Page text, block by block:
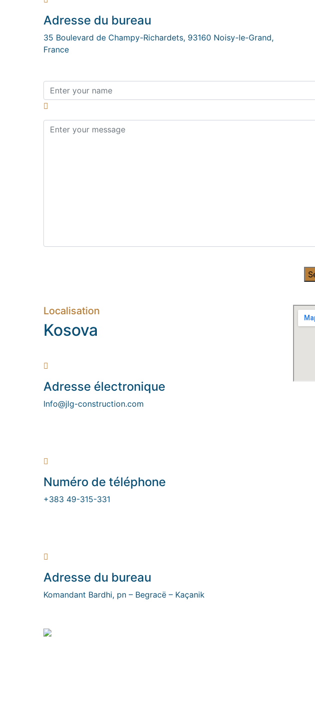
Adresse du bureau
35 Boulevard de Champy-Richardets, 93160 Noisy-le-Grand,
France
Localisation
Kosova
Adresse électronique
Info@jlg-construction.com
Numéro de téléphone
+383 49-315-331
Adresse du bureau
Komandant Bardhi, pn – Begracë – Kaçanik